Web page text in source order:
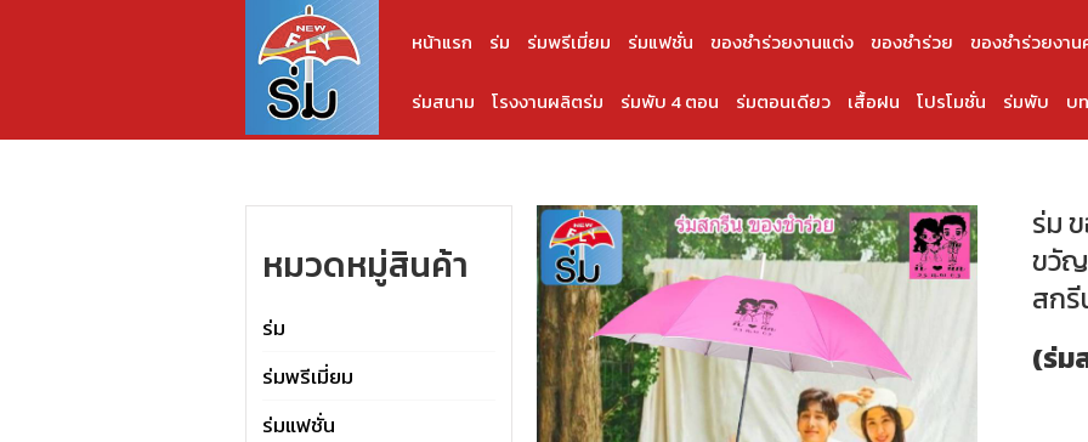
หน้าแรก ร่ม ร่มพรีเมี่ยม ร่มแฟชั่น ของชำร่วยงานแต่ง ของชำร่วย ของชำร่วยงา
ร่มสนาม โรงงานผลิตร่ม ร่มพับ 4 ตอน ร่มตอนเดียว เสื้อฝน โปรโมชั่น ร่มพับ บ
หมวดหมู่สินค้า
ร่ม
ร่มพรีเมี่ยม
ร่มแฟชั่น
ร่ม
ขวัญ
สกรี
(ร่ม